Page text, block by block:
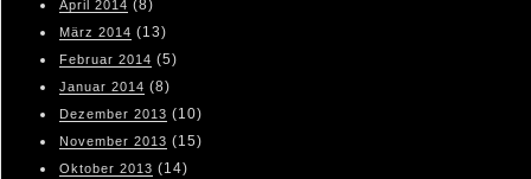
April 2014 (8)
März 2014 (13)
Februar 2014 (5)
Januar 2014 (8)
Dezember 2013 (10)
November 2013 (15)
Oktober 2013 (14)